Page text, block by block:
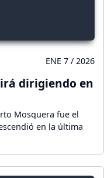
ENE 7 / 2026
dirigiendo en
Mosquera fue el
en la última